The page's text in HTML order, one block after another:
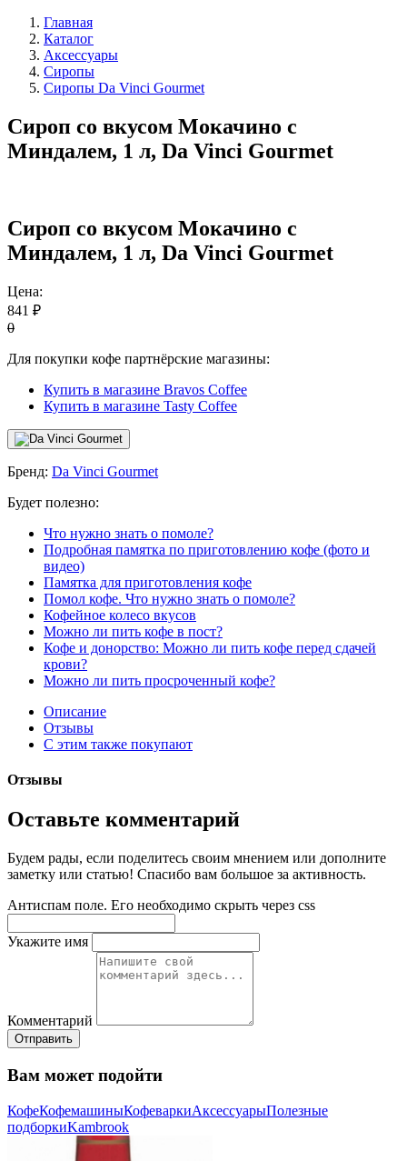
Главная
Каталог
Аксессуары
Сиропы
Сиропы Da Vinci Gourmet
Сироп со вкусом Мокачино с
Миндалем, 1 л, Da Vinci Gourmet
Сироп со вкусом Мокачино с
Миндалем, 1 л, Da Vinci Gourmet
Цена:
841 ₽
0
Для покупки кофе партнёрские магазины:
Купить в магазине Bravos Coffee
Купить в магазине Tasty Coffee
Бренд: Da Vinci Gourmet
Будет полезно:
Что нужно знать о помоле?
Подробная памятка по приготовлению кофе (фото и
видео)
Памятка для приготовления кофе
Помол кофе. Что нужно знать о помоле?
Кофейное колесо вкусов
Можно ли пить кофе в пост?
Кофе и донорство: Можно ли пить кофе перед сдачей
крови?
Можно ли пить просроченный кофе?
Описание
Отзывы
С этим также покупают
Отзывы
Оставьте комментарий
Будем рады, если поделитесь своим мнением или дополните
заметку или статью! Спасибо вам большое за активность.
Антиспам поле. Его необходимо скрыть через css
Укажите имя
Комментарий
Отправить
Вам может подойти
КофеКофемашиныКофеваркиАксессуарыПолезные
подборкиKambrook